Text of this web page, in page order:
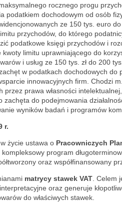
rocznego progu
podatkiem dochodowym od osób
ze 150 tys. euro do
przychodów, do którego
podatkowe księgi przychodów i
kwoty limitu uprawniającego do
i usług ze 150 tys. zł do 200 tys.
w podatkach dochodowych do
innowacyjnych firm. Chodzi
przez prawa własności
zachęta do podejmowania
wyników badań i programów
r.
życie ustawa o Pracowniczych
program
oraz współfinansowany
matrycy stawek VAT .
oraz generuje
do właściwych stawek.